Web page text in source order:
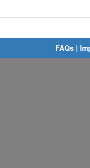
FAQs |